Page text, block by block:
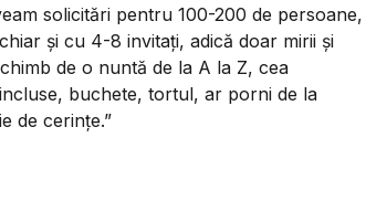
solicitări pentru 100-200 de persoane,
și cu 4-8 invitați, adică doar mirii și
de o nuntă de la A la Z, cea
buchete, tortul, ar porni de la
de cerințe.”